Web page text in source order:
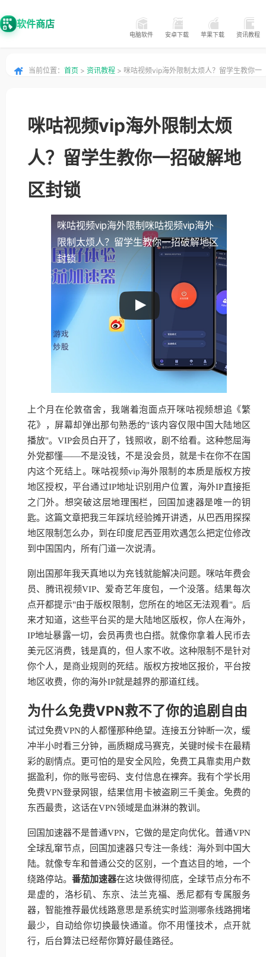
软件商店
电脑软件 安卓下载 苹果下载 资讯教程
当前位置： 首页 > 资讯教程 > 咪咕视频vip海外限制太烦人？留学生教你一
咪咕视频vip海外限制太烦
人？留学生教你一招破解地
区封锁
咪咕视频vip海外限制 咪咕视频vip海外
限制太烦人？留学生教你一招破解地区
封锁
上个月在伦敦宿舍，我端着泡面点开咪咕视频想追《繁
花》，屏幕却弹出那句熟悉的"该内容仅限中国大陆地区
播放"。VIP会员白开了，钱照收，剧不给看。这种憋屈海
外党都懂——不是没钱，不是没会员，就是卡在你不在国
内这个死结上。咪咕视频vip海外限制的本质是版权方按
地区授权，平台通过IP地址识别用户位置，海外IP直接拒
之门外。想突破这层地理围栏，回国加速器是唯一的钥
匙。这篇文章把我三年踩坑经验摊开讲透，从巴西用探探
地区限制怎么办，到在印度尼西亚用欢遇怎么把定位修改
到中国国内，所有门道一次说清。
刚出国那年我天真地以为充钱就能解决问题。咪咕年费会
员、腾讯视频VIP、爱奇艺年度包，一个没落。结果每次
点开都提示"由于版权限制，您所在的地区无法观看"。后
来才知道，这些平台买的是大陆地区版权，你人在海外，
IP地址暴露一切，会员再贵也白搭。就像你拿着人民币去
美元区消费，钱是真的，但人家不收。这种限制不是针对
你个人，是商业规则的死结。版权方按地区报价，平台按
地区收费，你的海外IP就是越界的那道红线。
为什么免费VPN救不了你的追剧自由
试过免费VPN的人都懂那种绝望。连接五分钟断一次，缓
冲半小时看三分钟，画质糊成马赛克，关键时候卡在最精
彩的剧情点。更可怕的是安全风险，免费工具靠卖用户数
据盈利，你的账号密码、支付信息在裸奔。我有个学长用
免费VPN登录网银，结果信用卡被盗刷三千美金。免费的
东西最贵，这话在VPN领域是血淋淋的教训。
回国加速器不是普通VPN，它做的是定向优化。普通VPN
全球乱窜节点，回国加速器只专注一条线：海外到中国大
陆。就像专车和普通公交的区别，一个直达目的地，一个
绕路停站。番茄加速器在这块做得彻底，全球节点分布不
是虚的，洛杉矶、东京、法兰克福、悉尼都有专属服务
器，智能推荐最优线路意思是系统实时监测哪条线路拥堵
最少，自动给你切换最快通道。你不用懂技术，点开就
行，后台算法已经帮你算好最佳路径。